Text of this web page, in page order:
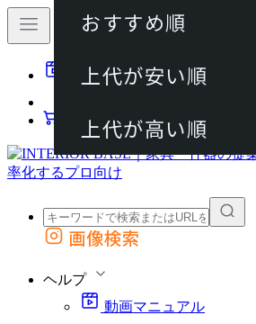
動画マニュアル
カート
外部サイトの商品をカートに追加
画像検索
ヘルプ
動画マニュアル
おすすめ順
上代が安い順
上代が高い順